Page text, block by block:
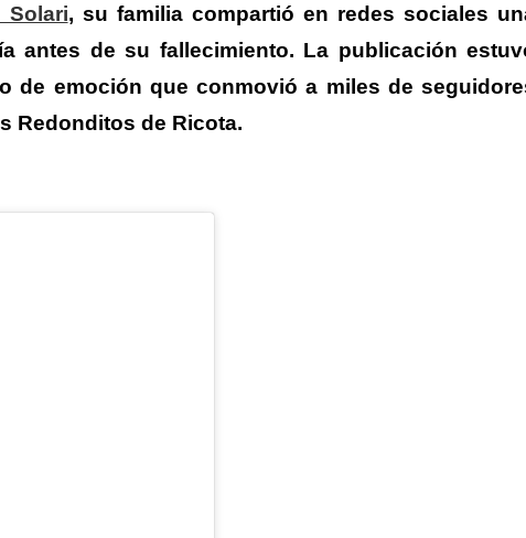
Solari, su familia compartió en redes sociales
antes de su fallecimiento. La publicación
de emoción que conmovió a miles de
Redonditos de Ricota.